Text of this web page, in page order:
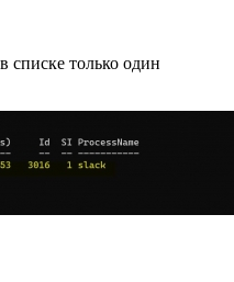
списке только один